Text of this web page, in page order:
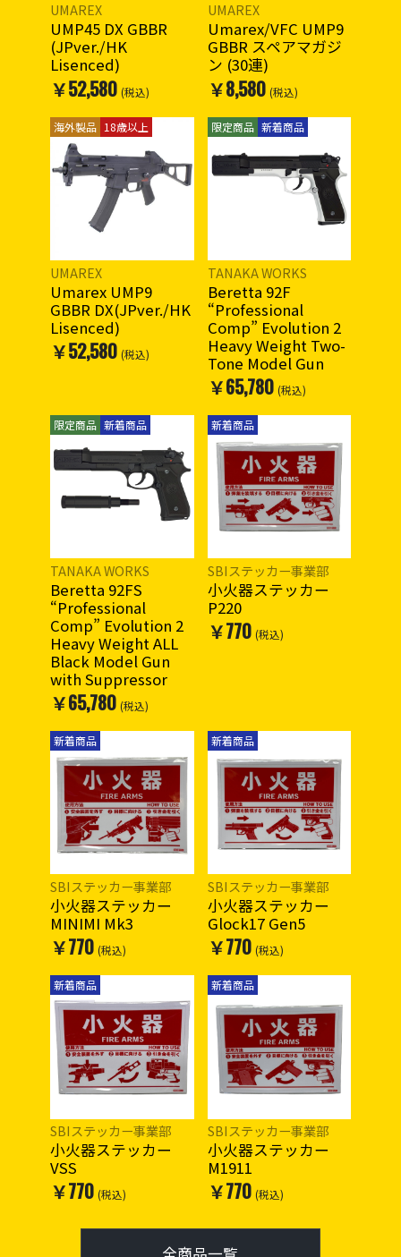
UMAREX
UMP45 DX GBBR
(JPver./HK
Lisenced)
￥52,580 (税込)
UMAREX
Umarex/VFC UMP9
GBBR スペアマガジ
ン (30連)
￥8,580 (税込)
海外製品 18歳以上
UMAREX
Umarex UMP9
GBBR DX(JPver./HK
Lisenced)
￥52,580 (税込)
限定商品 新着商品
TANAKA WORKS
Beretta 92F
“Professional
Comp” Evolution 2
Heavy Weight Two-
Tone Model Gun
￥65,780 (税込)
限定商品 新着商品
TANAKA WORKS
Beretta 92FS
“Professional
Comp” Evolution 2
Heavy Weight ALL
Black Model Gun
with Suppressor
￥65,780 (税込)
新着商品
SBIステッカー事業部
小火器ステッカー
P220
￥770 (税込)
新着商品
SBIステッカー事業部
小火器ステッカー
MINIMI Mk3
￥770 (税込)
新着商品
SBIステッカー事業部
小火器ステッカー
Glock17 Gen5
￥770 (税込)
新着商品
SBIステッカー事業部
小火器ステッカー
VSS
￥770 (税込)
新着商品
SBIステッカー事業部
小火器ステッカー
M1911
￥770 (税込)